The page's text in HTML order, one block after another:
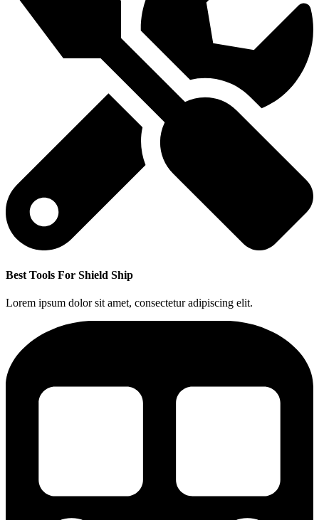
Best Tools For Shield Ship
Lorem ipsum dolor sit amet, consectetur adipiscing elit.